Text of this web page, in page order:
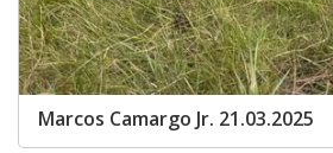
Marcos Camargo Jr. 21.03.2025